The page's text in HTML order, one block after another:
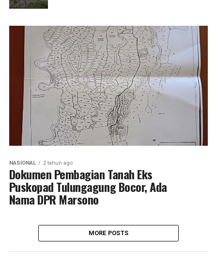
NASIONAL 2 tahun ago
Dokumen Pembagian Tanah Eks
Puskopad Tulungagung Bocor, Ada
Nama DPR Marsono
MORE POSTS